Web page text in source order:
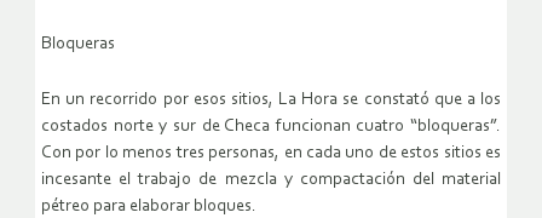
Bloqueras
En un recorrido por esos sitios, La Hora se constató que a los
costados norte y sur de Checa funcionan cuatro “bloqueras”.
Con por lo menos tres personas, en cada uno de estos sitios es
incesante el trabajo de mezcla y compactación del material
pétreo para elaborar bloques.